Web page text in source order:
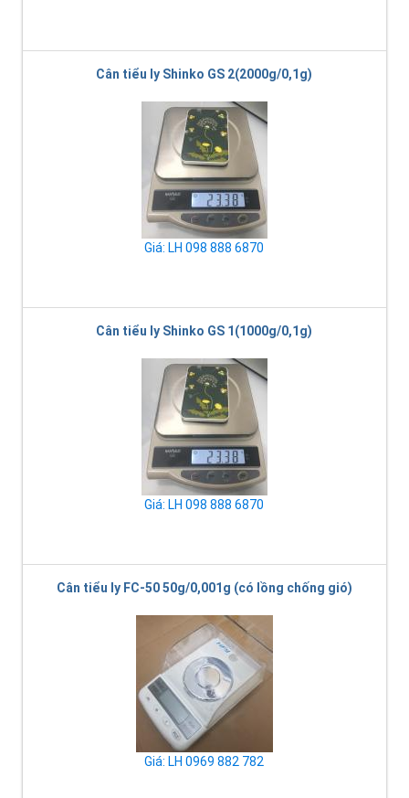
Cân tiểu ly Shinko GS 2(2000g/0,1g)
Giá: LH 098 888 6870
Cân tiểu ly Shinko GS 1(1000g/0,1g)
Giá: LH 098 888 6870
Cân tiểu ly FC-50 50g/0,001g (có lồng chống gió)
Giá: LH 0969 882 782